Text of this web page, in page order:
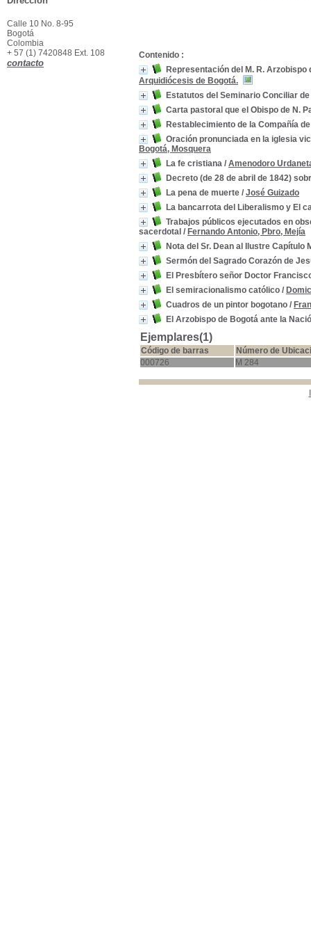
Contenido :
Representación del M. R.
Arquidiócesis de Bogotá.
Estatutos del Seminario Conciliar
Carta pastoral que el Obispo de N.
Restablecimiento de la Compañía
Oración pronunciada en la iglesia
Bogotá, Mosquera
La fe cristiana / Amenodoro
Decreto (de 28 de abril de 1842)
La pena de muerte / José Guizado
La bancarrota del Liberalismo y El
Trabajos públicos ejecutados en
sacerdotal / Fernando Antonio, Pbro, Mejía
Nota del Sr. Dean al Ilustre Capítulo
Sermón del Sagrado Corazón de
El Presbítero señor Doctor
El semiracionalismo católico /
Cuadros de un pintor bogotano /
El Arzobispo de Bogotá ante la
Ejemplares(1)
Código de barras
Número de
000726
M 284
Calle 10 No. 8-95
Bogotá
Colombia
+ 57 (1) 7420848 Ext. 108
contacto